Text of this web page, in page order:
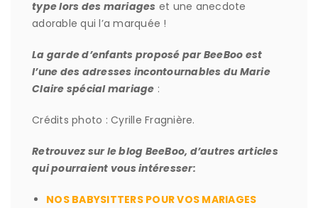
type lors des mariages et une anecdote
adorable qui l’a marquée !
La garde d’enfants proposé par BeeBoo est
l’une des adresses incontournables du Marie
Claire spécial mariage :
Crédits photo : Cyrille Fragnière.
Retrouvez sur le blog BeeBoo, d’autres articles
qui pourraient vous intéresser:
NOS BABYSITTERS POUR VOS MARIAGES